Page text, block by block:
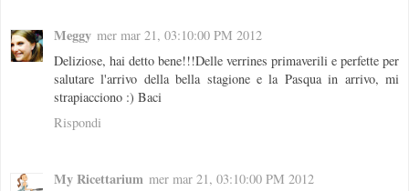
Meggy mer mar 21, 03:10:00 PM 2012
Deliziose, hai detto bene!!!Delle verrines primaverili e perfette per
salutare l'arrivo della bella stagione e la Pasqua in arrivo, mi
strapiacciono :) Baci
Rispondi
My Ricettarium mer mar 21, 03:10:00 PM 2012